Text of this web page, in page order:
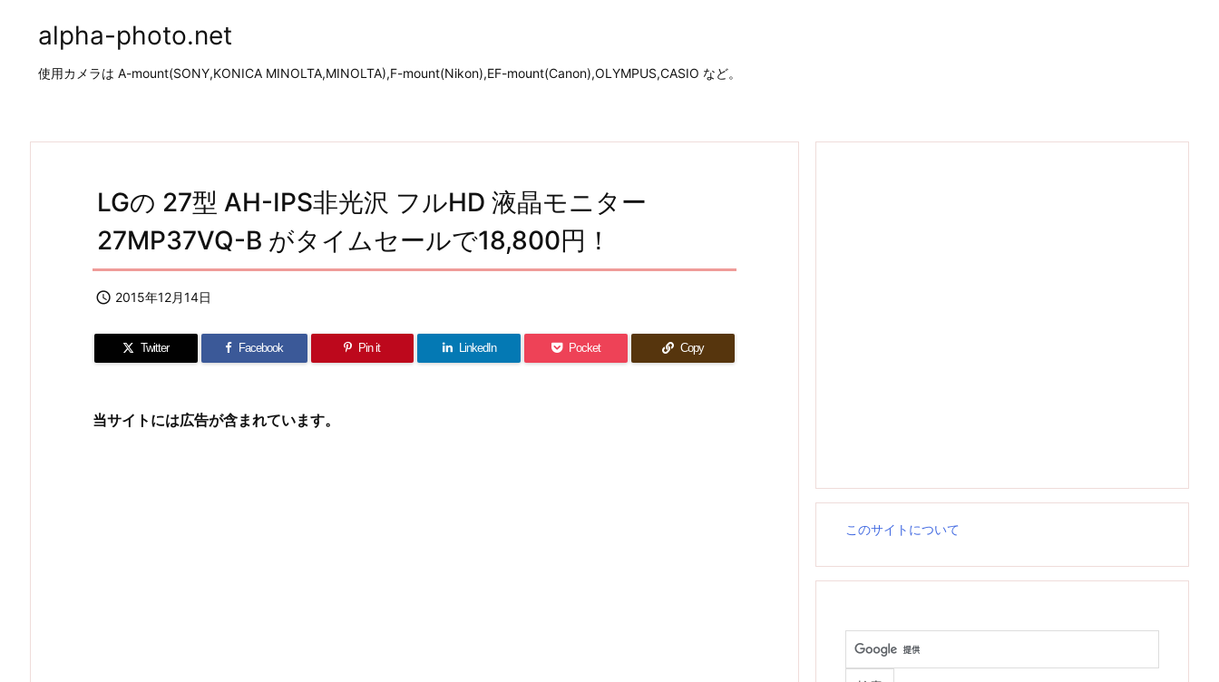
alpha-photo.net
使用カメラは A-mount(SONY,KONICA MINOLTA,MINOLTA),F-mount(Nikon),EF-mount(Canon),OLYMPUS,CASIO など。
LGの 27型 AH-IPS非光沢 フルHD 液晶モニター
27MP37VQ-B がタイムセールで18,800円！
 2015年12月14日
Twitter Facebook Pin it LinkedIn Pocket Copy
当サイトには広告が含まれています。
このサイトについて